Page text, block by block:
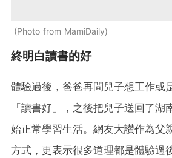
Photo from MamiDaily
終明白讀書的好
體驗過後，爸爸再問兒子想工作或
「讀書好」，之後把兒子送回了湖
始正常學習生活。網友大讚作為父
方式，更表示很多道理都是體驗過